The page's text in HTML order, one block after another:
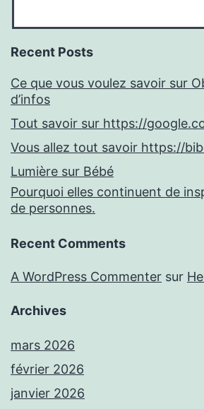
Recent Posts
Ce que vous voulez savoir sur
d’infos
Tout savoir sur https://
Vous allez tout savoir https://
Lumière sur Bébé
Pourquoi elles continuent de
de personnes.
Recent Comments
A WordPress Commenter sur
Archives
mars 2026
février 2026
janvier 2026